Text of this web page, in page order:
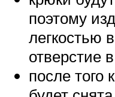
поэтому
легкостью
отверстие
после того